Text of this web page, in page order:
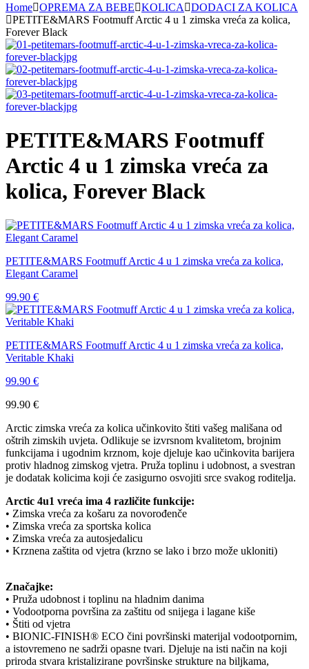
Home OPREMA ZA BEBE KOLICA
DODACI ZA KOLICA
PETITE&MARS Footmuff Arctic 4 u 1 zimska vreća za kolica,
Forever Black
PETITE&MARS Footmuff
Arctic 4 u 1 zimska vreća za
kolica, Forever Black
PETITE&MARS Footmuff Arctic 4 u 1 zimska vreća za kolica,
Elegant Caramel
99.90 €
PETITE&MARS Footmuff Arctic 4 u 1 zimska vreća za kolica,
Veritable Khaki
99.90 €
99.90 €
Arctic zimska vreća za kolica učinkovito štiti vašeg mališana od
oštrih zimskih uvjeta. Odlikuje se izvrsnom kvalitetom, brojnim
funkcijama i ugodnim krznom, koje djeluje kao učinkovita barijera
protiv hladnog zimskog vjetra. Pruža toplinu i udobnost, a svestran
je dodatak kolicima koji će zasigurno osvojiti srce svakog roditelja.
Arctic 4u1 vreća ima 4 različite funkcije:
• Zimska vreća za košaru za novorođenče
• Zimska vreća za sportska kolica
• Zimska vreća za autosjedalicu
• Krznena zaštita od vjetra (krzno se lako i brzo može ukloniti)
Značajke:
• Pruža udobnost i toplinu na hladnim danima
• Vodootporna površina za zaštitu od snijega i lagane kiše
• Štiti od vjetra
• BIONIC-FINISH® ECO čini površinski materijal vodootpornim,
a istovremeno ne sadrži opasne tvari. Djeluje na isti način na koji
priroda stvara kristalizirane površinske strukture na biljkama,